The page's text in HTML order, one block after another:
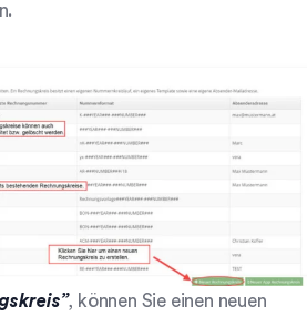
, können Sie einen neuen